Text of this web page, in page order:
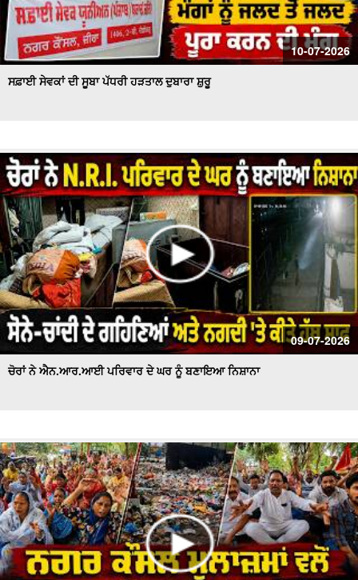
10-07-2026
ਸਫ਼ਾਈ ਸੇਵਕਾਂ ਦੀ ਸੂਬਾ ਪੱਧਰੀ ਹੜਤਾਲ ਦੁਬਾਰਾ ਸ਼ੁਰੂ
09-07-2026
ਚੋਰਾਂ ਨੇ ਐਨ.ਆਰ.ਆਈ ਪਰਿਵਾਰ ਦੇ ਘਰ ਨੂੰ ਬਣਾਇਆ ਨਿਸ਼ਾਨਾ